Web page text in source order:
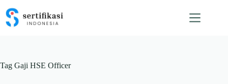
content
Tag Gaji HSE Officer